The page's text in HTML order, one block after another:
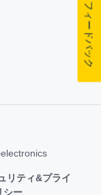
リティ&プライ
シー
フィードバック